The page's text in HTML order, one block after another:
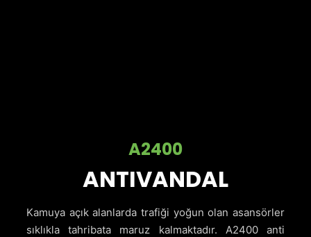
A2400
ANTIVANDAL
Kamuya açık alanlarda trafiği yoğun olan asansörler
sıklıkla tahribata maruz kalmaktadır. A2400 anti